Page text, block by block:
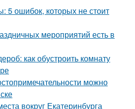
5 ошибок, которых не стоит
мероприятий есть в
как обустроить комнату
можно
вокруг Екатеринбурга